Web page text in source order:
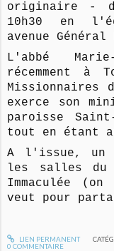
originaire -
10h30 en
avenue
L'abbé
récemment à
exerce son
paroisse
tout en étant
A l'issue, un
les salles du
Immaculée
veut pour
LIEN PERMANENT
0 COMMENTAIRE